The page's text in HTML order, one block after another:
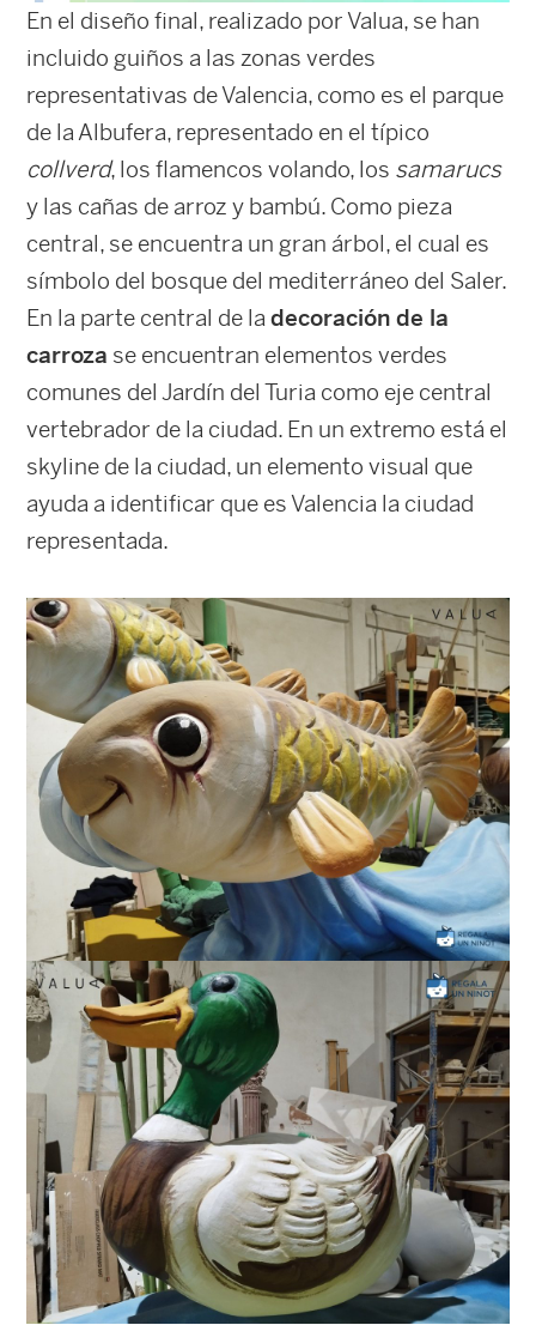
En el diseño final, realizado por Valua, se han
incluido guiños a las zonas verdes
representativas de Valencia, como es el parque
de la Albufera, representado en el típico
collverd, los flamencos volando, los samarucs
y las cañas de arroz y bambú. Como pieza
central, se encuentra un gran árbol, el cual es
símbolo del bosque del mediterráneo del Saler.
En la parte central de ladecoración de la
carroza se encuentran elementos verdes
comunes del Jardín del Turia como eje central
vertebrador de la ciudad. En un extremo está el
skyline de la ciudad, un elemento visual que
ayuda a identificar que es Valencia la ciudad
representada.